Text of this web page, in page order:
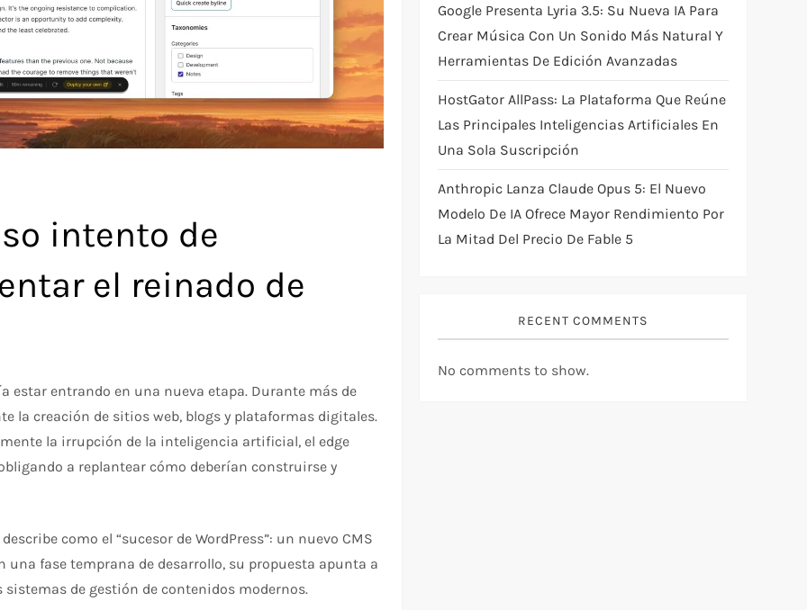
intento de
el reinado de
estar entrando en una nueva etapa. Durante más de
la creación de sitios web, blogs y plataformas digitales.
la irrupción de la inteligencia artificial, el edge
a replantear cómo deberían construirse y
como el “sucesor de WordPress”: un nuevo CMS
una fase temprana de desarrollo, su propuesta apunta a
de gestión de contenidos modernos.
Google Presenta Lyria 3.5: Su Nueva IA Para
Crear Música Con Un Sonido Más Natural Y
Herramientas De Edición Avanzadas
HostGator AllPass: La Plataforma Que Reúne
Las Principales Inteligencias Artificiales En
Una Sola Suscripción
Anthropic Lanza Claude Opus 5: El Nuevo
Modelo De IA Ofrece Mayor Rendimiento Por
La Mitad Del Precio De Fable 5
RECENT COMMENTS
No comments to show.